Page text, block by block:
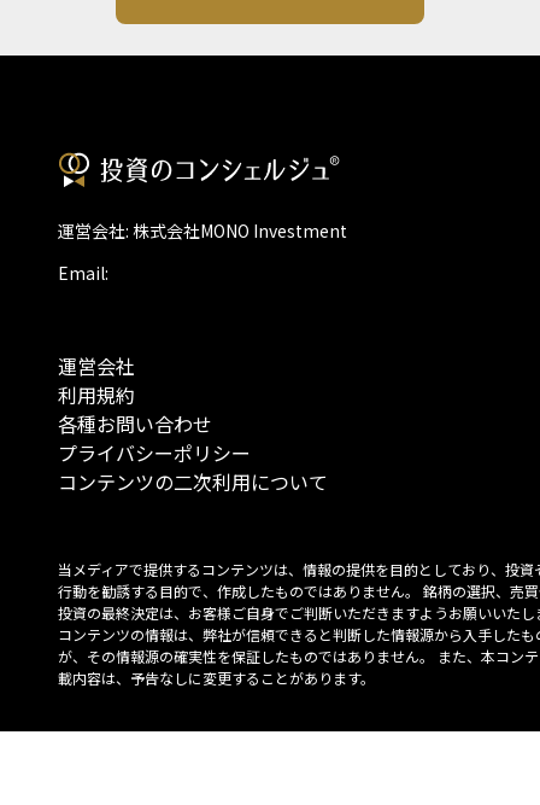
運営会社: 株式会社MONO Investment
Email:
運営会社
利用規約
各種お問い合わせ
プライバシーポリシー
コンテンツの二次利用について
当メディアで提供するコンテンツは、情報の提供を目的としており、投資
行動を勧誘する目的で、作成したものではありません。 銘柄の選択、売
投資の最終決定は、お客様ご自身でご判断いただきますようお願いいたし
コンテンツの情報は、弊社が信頼できると判断した情報源から入手したも
が、その情報源の確実性を保証したものではありません。 また、本コン
載内容は、予告なしに変更することがあります。